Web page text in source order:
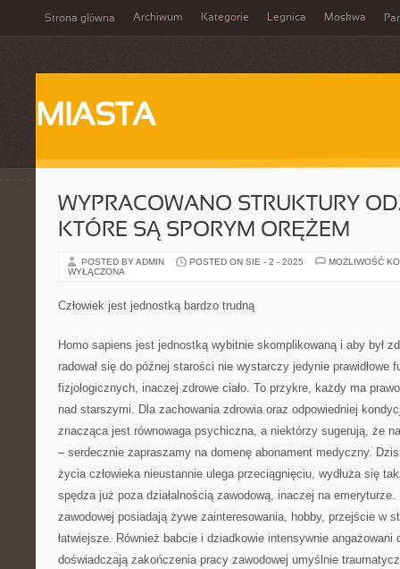
Strona główna Archiwum Kategorie Legnica Moskwa
MIASTA
WYPRACOWANO STRUKTURY
KTÓRE SĄ SPORYM ORĘŻEM
POSTED BY ADMIN POSTED ON SIE - 2 - 2025
MOŻLIWOŚĆ
WYŁĄCZONA
Człowiek jest jednostką bardzo trudną
Homo sapiens jest jednostką wybitnie skomplikowaną i aby był
radował się do późnej starości nie wystarczy jedynie prawidłowe
fizjologicznych, inaczej zdrowe ciało. To przykre, każdy ma
nad starszymi. Dla zachowania zdrowia oraz odpowiedniej
znacząca jest równowaga psychiczna, a niektórzy sugerują, że
– serdecznie zapraszamy na domenę abonament medyczny.
życia człowieka nieustannie ulega przeciągnięciu, wydłuża się
spędza już poza działalnością zawodową, inaczej na
zawodowej posiadają żywe zainteresowania, hobby, przejście w
łatwiejsze. Również babcie i dziadkowie intensywnie angażowani
doświadczają zakończenia pracy zawodowej umyślnie